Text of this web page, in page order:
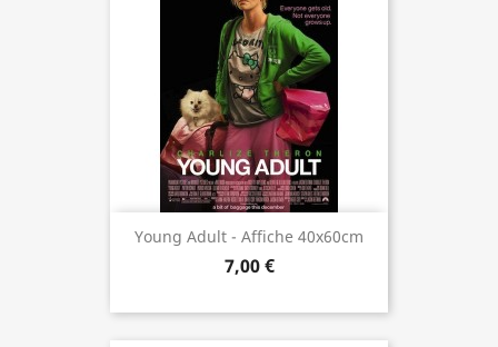
Young Adult - Affiche 40x60cm
7,00 €